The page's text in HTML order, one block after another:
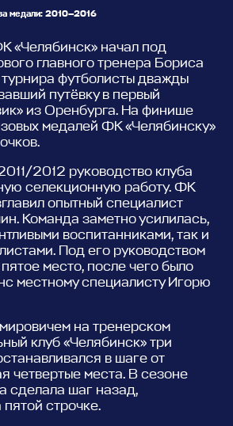
медали: 2010—2016
«Челябинск» начал под
главного тренера Бориса
футболисты дважды
путёвку в первый
из Оренбурга. На финише
медалей ФК «Челябинску»
2012 руководство клуба
селекционную работу. ФК
опытный специалист
Команда заметно усилилась,
воспитанниками, так и
Под его руководством
место, после чего было
местному специалисту Игорю
на тренерском
клуб «Челябинск» три
в шаге от
четвертые места. В сезоне
сделала шаг назад,
строчке.